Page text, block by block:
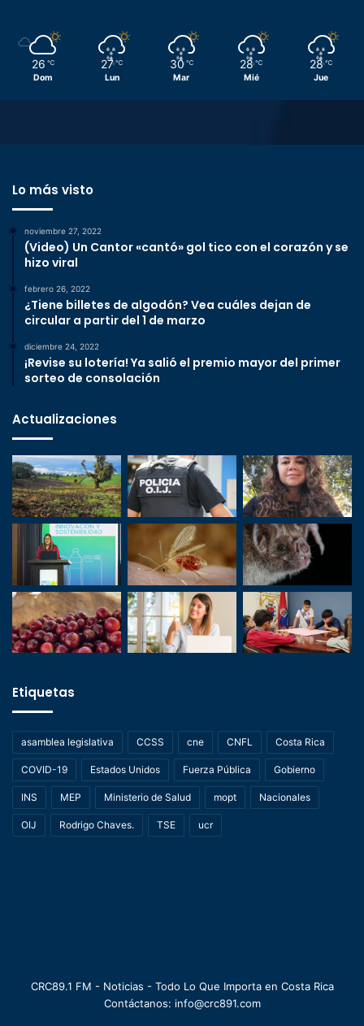
26 ℃
Dom
27 ℃
Lun
30 ℃
Mar
28 ℃
Mié
28 ℃
Jue
Lo más visto
noviembre 27, 2022
(Video) Un Cantor «cantó» gol tico con el corazón y se
hizo viral
febrero 26, 2022
¿Tiene billetes de algodón? Vea cuáles dejan de
circular a partir del 1 de marzo
diciembre 24, 2022
¡Revise su lotería! Ya salió el premio mayor del primer
sorteo de consolación
Actualizaciones
Etiquetas
asamblea legislativa CCSS cne CNFL Costa Rica
COVID-19 Estados Unidos Fuerza Pública Gobierno
INS MEP Ministerio de Salud mopt Nacionales
OIJ Rodrigo Chaves. TSE ucr
CRC89.1 FM - Noticias - Todo Lo Que Importa en Costa Rica
Contáctanos: info@crc891.com